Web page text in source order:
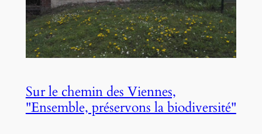
Sur le chemin des Viennes,
"Ensemble, préservons la biodiversité"